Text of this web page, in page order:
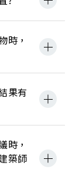
時，
果有
時，
築師